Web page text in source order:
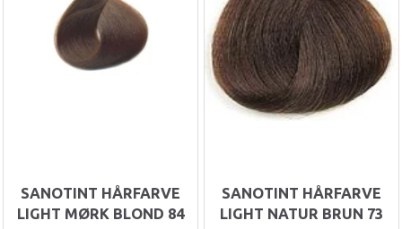
SANOTINT HÅRFARVE
LIGHT MØRK BLOND 84
SANOTINT HÅRFARVE
LIGHT NATUR BRUN 73